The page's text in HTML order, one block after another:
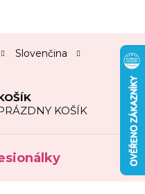
Slovenčina
KOŠÍK